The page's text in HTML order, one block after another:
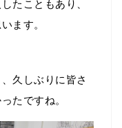
たこともあり、
ます。
久しぶりに皆さ
たですね。